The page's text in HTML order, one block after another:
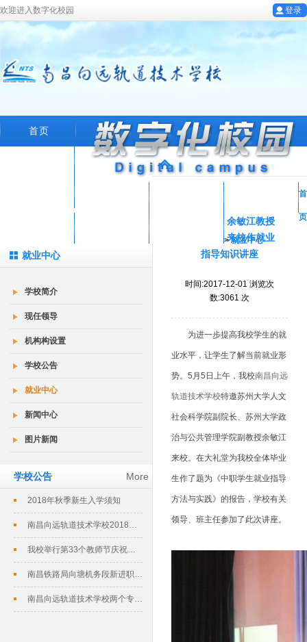
登录
欢迎进入数字化校园
首页
就业中心
学校简介
现任领导
机构构设置
学校公告
就业中心
新闻中心
图片新闻
More
学校公告
2018年秋季新生入学须知
南昌向远轨道技术学校2018春季招生...
我校举行第33个教师节庆祝暨表彰大会
南昌铁路局向塘机务段新进职工培训班在...
南昌向远轨道技术学校两个专业评定为南...
首
页
>就业中心
余敏江教授
来校作就业
指导知识讲座
时间:2017-12-01 浏览次
数:3061 次
为进一步提高我校学生的就
业水平，让学生了解当前就业形
势。5月5日上午，我校南昌向远
轨道技术学校特邀苏州大学人文
社会科学院副院长、苏州大学政
治与公共管理学院副教授余敏江
来校。在大礼堂为我校全体毕业
生作了题为《中职学生就业指导
方法与实践》的报告，学校有关
领导、班主任参加了此次讲座。